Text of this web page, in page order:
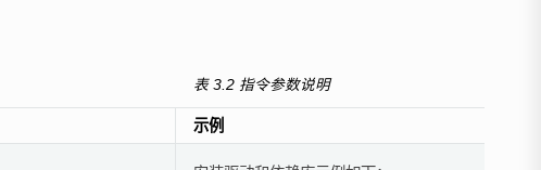
表 3.2 指令参数说明
示例